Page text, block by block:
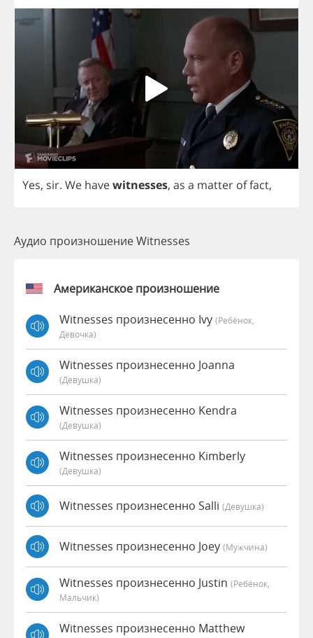
Yes, sir. We havewitnesses, as a matter offact,
Аудио произношение Witnesses
Американское произношение
Witnesses произнесенно Ivy (Ребёнок,
Девочка)
Witnesses произнесенно Joanna
(девушка)
Witnesses произнесенно Kendra
(девушка)
Witnesses произнесенно Kimberly
(девушка)
Witnesses произнесенно Salli (девушка)
Witnesses произнесенно Joey (мужчина)
Witnesses произнесенно Justin (Ребёнок,
Мальчик)
Witnesses произнесенно Matthew